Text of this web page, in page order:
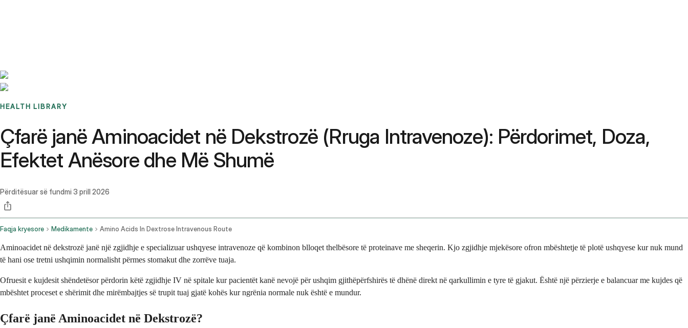
HEALTH LIBRARY
Çfarë janë Aminoacidet në Dekstrozë (Rruga Intravenoze): Përdorimet, Doza,
Efektet Anësore dhe Më Shumë
Përditësuar së fundmi 3 prill 2026
Faqja kryesore Medikamente Amino Acids In Dextrose Intravenous Route
Aminoacidet në dekstrozë janë një zgjidhje e specializuar ushqyese intravenoze që kombinon blloqet thelbësore të proteinave me sheqerin. Kjo zgjidhje mjekësore ofron mbështetje të plotë ushqyese kur nuk mund
të hani ose tretni ushqimin normalisht përmes stomakut dhe zorrëve tuaja.
Ofruesit e kujdesit shëndetësor përdorin këtë zgjidhje IV në spitale kur pacientët kanë nevojë për ushqim gjithëpërfshirës të dhënë direkt në qarkullimin e tyre të gjakut. Është një përzierje e balancuar me kujdes që
mbështet proceset e shërimit dhe mirëmbajtjes së trupit tuaj gjatë kohës kur ngrënia normale nuk është e mundur.
Çfarë janë Aminoacidet në Dekstrozë?